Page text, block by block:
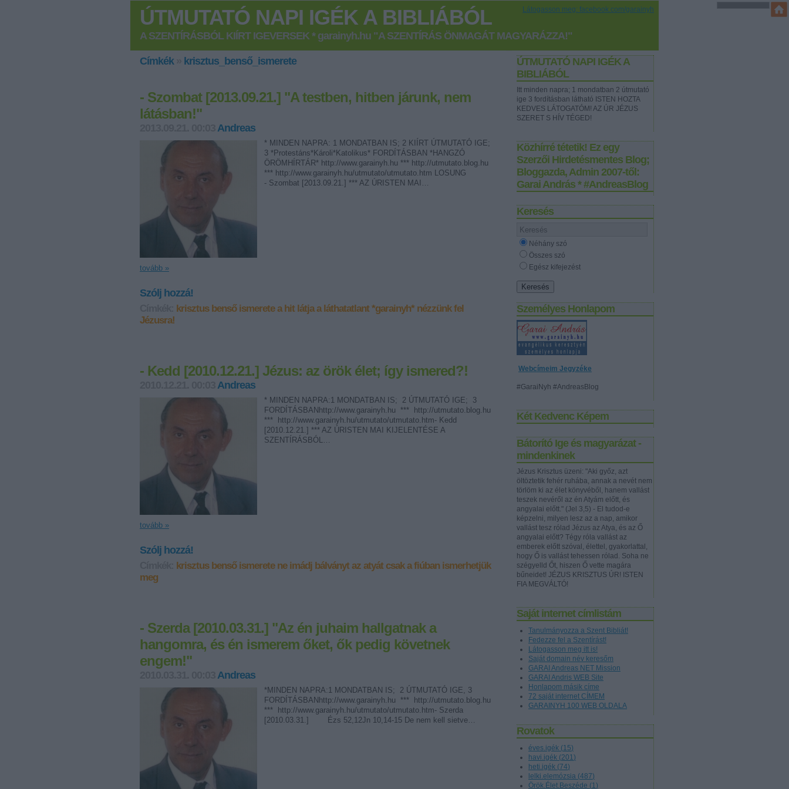
Látogasson meg: facebook.com/garainyh
ÚTMUTATÓ NAPI IGÉK A BIBLIÁBÓL
A SZENTÍRÁSBÓL KIÍRT IGEVERSEK * garainyh.hu "A SZENTÍRÁS ÖNMAGÁT MAGYARÁZZA!"
ÚTMUTATÓ NAPI IGÉK A
BIBLIÁBÓL
Itt minden napra; 1 mondatban 2 útmutató
ige 3 fordításban látható ISTEN HOZTA
KEDVES LÁTOGATÓM! AZ ÚR JÉZUS
SZERET S HÍV TÉGED!
Közhírré tétetik! Ez egy
Szerzői Hirdetésmentes Blog;
Bloggazda, Admin 2007-től:
Garai András * #AndreasBlog
Keresés
Néhány szó
Összes szó
Egész kifejezést
Személyes Honlapom
Webcímeim Jegyzéke
#GaraiNyh #AndreasBlog
Két Kedvenc Képem
Bátorító Ige és magyarázat -
mindenkinek
Jézus Krisztus üzeni: "Aki győz, azt
öltöztetik fehér ruhába, annak a nevét nem
törlöm ki az élet könyvéből, hanem vallást
teszek nevéről az én Atyám előtt, és
angyalai előtt." (Jel 3,5) - El tudod-e
képzelni, milyen lesz az a nap, amikor
vallást tesz rólad Jézus az Atya, és az Ő
angyalai előtt? Tégy róla vallást az
emberek előtt szóval, élettel, gyakorlattal,
hogy Ő is vallást tehessen rólad. Soha ne
szégyelld Őt, hiszen Ő vette magára
bűneidet! JÉZUS KRISZTUS ÚR! ISTEN
FIA MEGVÁLTÓ!
Saját internet címlistám
Tanulmányozza a Szent Bibliát!
Fedezze fel a Szentírást!
Látogasson meg itt is!
Saját domain név keresőm
GARAI Andreas NET Mission
GARAI Andris WEB Site
Honlapom másik címe
72 saját internet CÍMEM
GARAINYH 100 WEB OLDALA
Rovatok
éves.igék (15)
havi.igék (201)
heti.igék (74)
lelki.elemózsia (487)
Örök.Élet.Beszéde (1)
Címkék» krisztus_benső_ismerete
- Szombat [2013.09.21.] "A testben, hitben járunk, nem
látásban!"
Andreas
* MINDEN NAPRA: 1 MONDATBAN IS; 2 KIÍRT ÚTMUTATÓ IGE;
3 *Protestáns*Károli*Katolikus* FORDÍTÁSBAN *HANGZÓ
ÖRÖMHÍRTÁR* http://www.garainyh.hu *** http://utmutato.blog.hu
*** http://www.garainyh.hu/utmutato/utmutato.htm LOSUNG
- Szombat [2013.09.21.] *** AZ ÚRISTEN MAI…
tovább »
Szólj hozzá!
krisztus benső ismerete a hit látja a láthatatlant *garainyh* nézzünk fel
Jézusra!
- Kedd [2010.12.21.] Jézus: az örök élet; így ismered?!
Andreas
* MINDEN NAPRA:1 MONDATBAN IS; 2 ÚTMUTATÓ IGE; 3
FORDÍTÁSBANhttp://www.garainyh.hu *** http://utmutato.blog.hu
*** http://www.garainyh.hu/utmutato/utmutato.htm- Kedd
[2010.12.21.] *** AZ ÚRISTEN MAI KIJELENTÉSE A
SZENTÍRÁSBÓL…
tovább »
Szólj hozzá!
krisztus benső ismerete ne imádj bálványt az atyát csak a fiúban ismerhetjük
meg
- Szerda [2010.03.31.] "Az én juhaim hallgatnak a
hangomra, és én ismerem őket, ők pedig követnek
engem!"
Andreas
*MINDEN NAPRA:1 MONDATBAN IS; 2 ÚTMUTATÓ IGE, 3
FORDÍTÁSBANhttp://www.garainyh.hu *** http://utmutato.blog.hu
*** http://www.garainyh.hu/utmutato/utmutato.htm- Szerda
[2010.03.31.] Ézs 52,12Jn 10,14-15 De nem kell sietve…